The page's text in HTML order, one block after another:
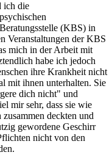
ich die
(KBS) in
Veranstaltungen der KBS
mich in der Arbeit mit
habe ich jedoch
ihre Krankheit nicht
mit ihnen unterhalten. Sie
dich nicht" und
mir sehr, dass sie wie
deckten und
gewordene Geschirr
nicht von den